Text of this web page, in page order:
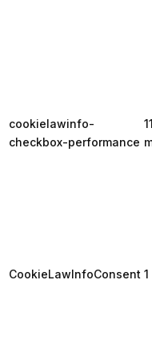
cookielawinfo-
checkbox-performance
11
CookieLawInfoConsent